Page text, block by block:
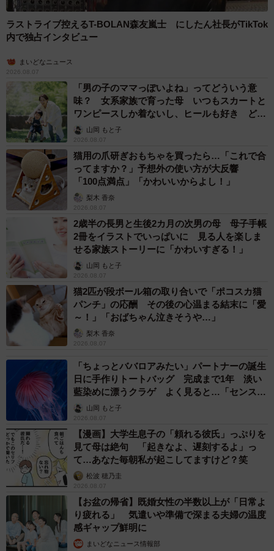
この“空飛ぶ新幹線”を生み出したのは、関東出身の店主。
「とにかく京都が好き」という理由から移住を決意し、鉄
道カフェを開くなら…と物件を探していたところ、京都鉄
道博物館近くの現在の場所に出会ったそう。
取材を通して感じたのは、この店主は間違いなく愛される
べき本物の変態だということ（ちなみに「変態と呼ばれる
のは嬉しい」とのことなので、あえて使わせていただ
く）。「好き」をここまで形にした鉄道カフェは、正直初
めて見た。徹底した“本物感”を追い求め、日々試行錯誤を重
ねる姿は本当に素敵。…素敵なのだが、やっぱり変態であ
る。
鉄道好きの方には、ぜひ一度、“好きの極み”が作り出す世界
を体感してほしい。
【店舗情報】鉄道カフェTA-TA（たあた）
住所：京都市下京区（梅小路公園から徒歩5分）
営業時間：12:00〜20:00（ラストオーダー19:30）
定休日：水曜日・木曜日
公式Instagram：
https://www.instagram.com/cafe.tatakyoto
ラストライブ控えるT-BOLAN森友嵐士 にしたん社長がTikTok
内で独占インタビュー
まいどなニュース
2026.08.07
「男の子のママっぽいよね」ってどういう意
味？ 女系家族で育った母 いつもスカートと
ワンピースしか着ないし、ヒールも好き どの
へんが…
山岡 もと子
2026.08.07
猫用の爪研ぎおもちゃを買ったら…「これで合
ってますか？」予想外の使い方が大反響
「100点満点」「かわいいからよし！」
梨木 香奈
2026.08.07
2歳半の長男と生後2カ月の次男の母 母子手帳
2冊をイラストでいっぱいに 見る人を楽しま
せる家族ストーリーに「かわいすぎる！」
山岡 もと子
2026.08.07
猫2匹が段ボール箱の取り合いで「ポコスカ猫
パンチ」の応酬 その後の心温まる結末に「愛
～！」「おばちゃん泣きそうや…」
梨木 香奈
2026.08.07
「ちょっとババロアみたい」パートナーの誕生
日に手作りトートバッグ 完成まで1年 淡い
藍染めに漂うクラゲ よく見ると…「センスす
ごい」山岡 もと子
2026.08.07
【漫画】大学生息子の「頼れる彼氏」っぷりを
見て母は絶句 「起きなよ、遅刻するよ」っ
て…あなた毎朝私が起こしてますけど？笑
松波 穂乃圭
2026.08.07
【お盆の帰省】既婚女性の半数以上が「日常よ
り疲れる」 気遣いや準備で深まる夫婦の温度
感ギャップ鮮明に
まいどなニュース情報部